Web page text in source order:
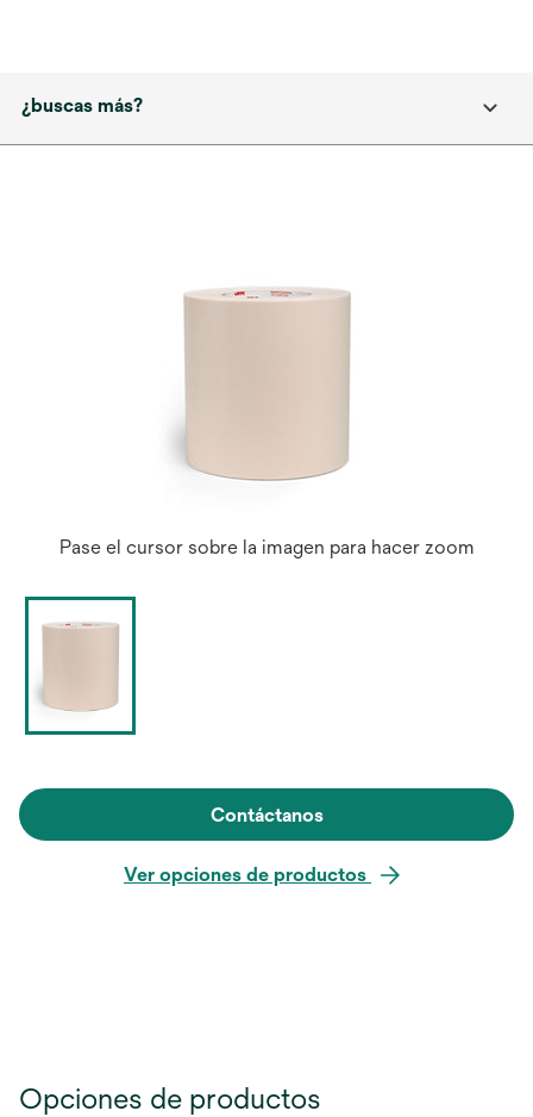
¿buscas más?
Pase el cursor sobre la imagen para hacer zoom
Contáctanos
Ver opciones de productos
Opciones de productos